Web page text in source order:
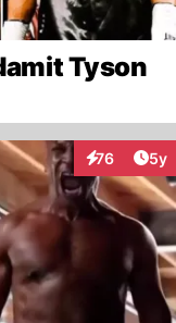
Tyson
76
Interaktionen
5y